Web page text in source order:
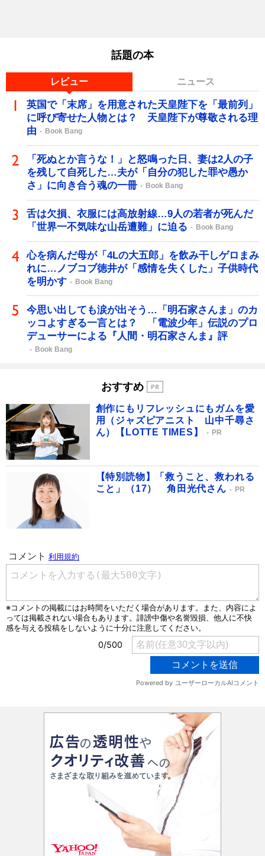
話題の本
レビュー ニュース
英国で「末席」を用意された天皇陛下を「最前列」
に呼び寄せた人物とは？ 天皇陛下が尊敬される理
由
Book Bang
「死ぬとか言うな！」と怒鳴った日、妻は2人の子
を残して自死した…夫が「自分の犯した罪や愚か
さ」に向き合う魂の一冊
Book Bang
舌は欠損、衣服には高放射線…9人の若者が死んだ
「世界一不気味な山岳遭難」に迫る
Book Bang
心を病んだ母が「4Lの大五郎」を飲み干しゲロまみ
れに…ノブコブ徳井が「感情を失くした」子供時代
を明かす
Book Bang
今思い出しても涙が出そう…「明石家さんま」のカ
ッコよすぎる一言とは？ 「電波少年」伝説のプロ
デューサーによる『人間・明石家さんま』評
Book Bang
おすすめ
創作にもリフレッシュにもガムを愛
用（ジャズピアニスト 山中千尋さ
ん）【LOTTE TIMES】
PR
【特別読物】「救うこと、救われる
こと」（17） 角田光代さん
PR